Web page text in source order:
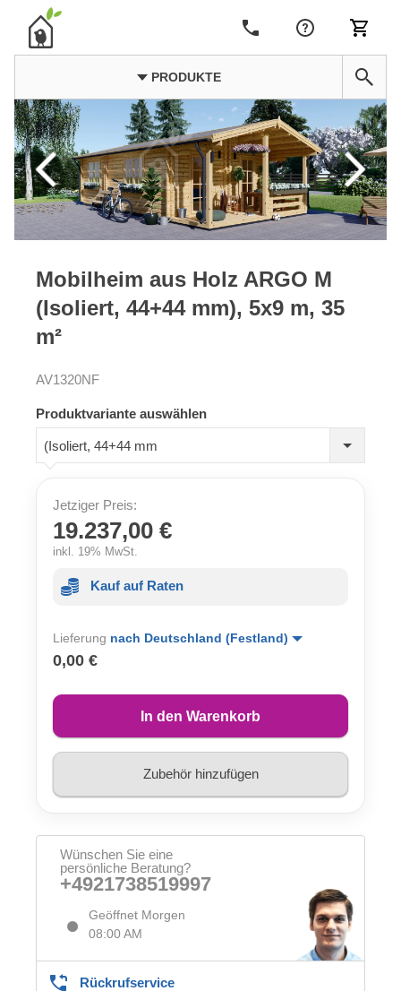
PRODUKTE
Mobilheim aus Holz ARGO M
(Isoliert, 44+44 mm), 5x9 m, 35
m²
AV1320NF
Produktvariante auswählen
(Isoliert, 44+44 mm
Jetziger Preis:
19.237,00 €
inkl. 19% MwSt.
Kauf auf Raten
Lieferung nach Deutschland (Festland)
0,00 €
In den Warenkorb
Zubehör hinzufügen
Wünschen Sie eine
persönliche Beratung?
+4921738519997
Geöffnet Morgen
08:00 AM
Rückrufservice